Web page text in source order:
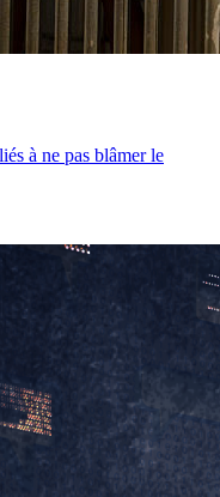
à ne pas blâmer le